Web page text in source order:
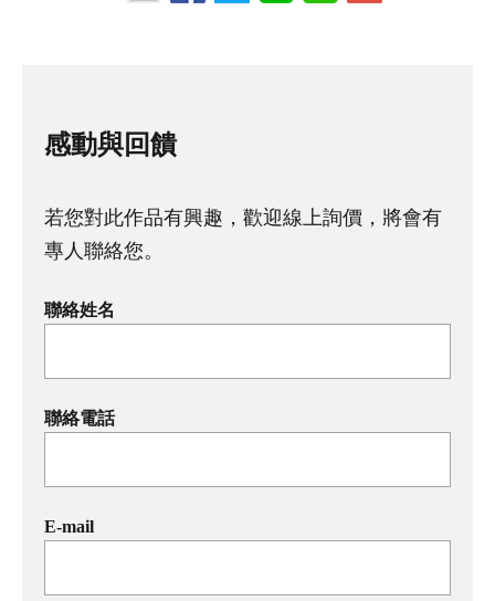
感動與回饋
若您對此作品有興趣，歡迎線上詢價，將會有
專人聯絡您。
聯絡姓名
聯絡電話
E-mail